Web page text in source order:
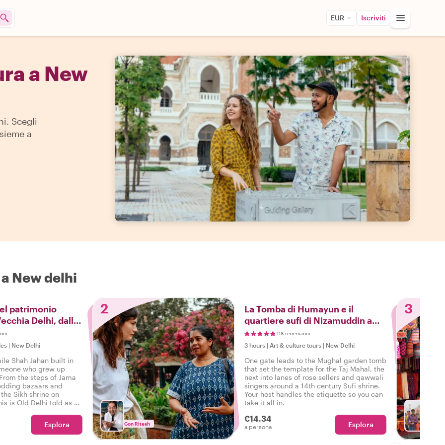
EUR Iscriviti
a New
Scegli
a
New delhi
patrimonio
Delhi, dalla
Chowk
| New Delhi
Shah Jahan built in
who grew up
the steps of Jama
bazaars and
Sikh shrine on
is Old Delhi told as a
Esplora
2
Con Ritesh
La Tomba di Humayun e il
quartiere sufi di Nizamuddin a
Delhi
118 recensioni
3 hours | Art & culture tours | New Delhi
One gate leads to the Mughal garden tomb
that set the template for the Taj Mahal, the
next into lanes of rose sellers and qawwali
singers around a 14th century Sufi shrine.
Your host handles the etiquette so you can
take it all in.
€14.34
a persona Esplora
3